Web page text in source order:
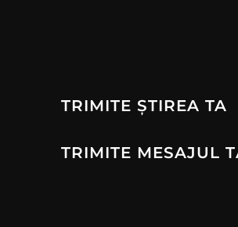
TRIMITE ȘTIREA TA
TRIMITE MESAJUL